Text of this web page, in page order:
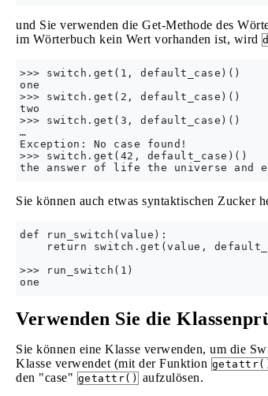
und Sie verwenden die Get-Methode des
im Wörterbuch kein Wert vorhanden ist, wird
>>> switch.get(1, default_case)()
one
>>> switch.get(2, default_case)()
two
>>> switch.get(3, default_case)()
…
Exception: No case found!
>>> switch.get(42, default_case)()
Sie können auch etwas syntaktischen Zucker
def run_switch(value):
return switch.get(value,
>>> run_switch(1)
Verwenden Sie die
Sie können eine Klasse verwenden, um die
Klasse verwendet (mit der Funktion
den "case" getattr() aufzulösen.